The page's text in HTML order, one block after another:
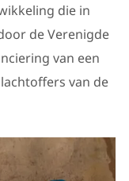
die in
de Verenigde
van een
van de